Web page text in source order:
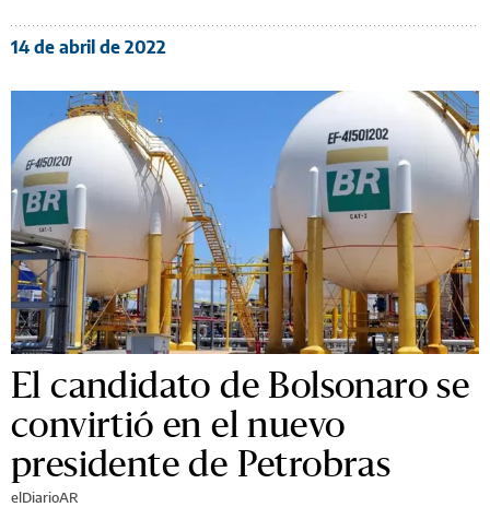
14 de abril de 2022
El candidato de Bolsonaro se
convirtió en el nuevo
presidente de Petrobras
elDiarioAR